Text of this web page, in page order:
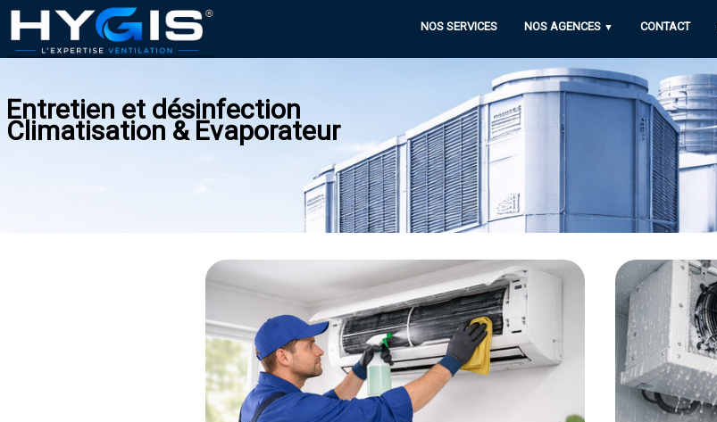
NOS SERVICES NOS AGENCES ▼ CONTACT
Entretien et désinfection
Climatisation &Evaporateur